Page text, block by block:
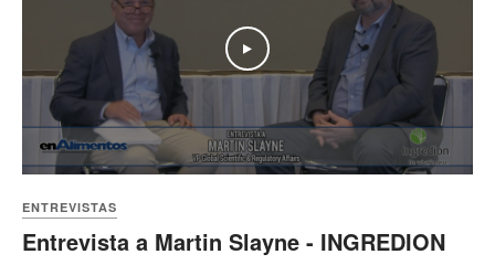
Play
ENTREVISTAS
Entrevista a Martin Slayne - INGREDION